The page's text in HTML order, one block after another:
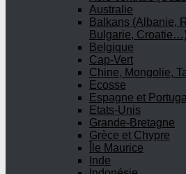
Australie
Balkans (Albanie,
Bulgarie, Croatie…)
Belgique
Cap-Vert
Chine, Mongolie,
Ecosse
Espagne et Portugal
Etats-Unis
Grande-Bretagne
Grèce et Chypre
Île Maurice
Inde